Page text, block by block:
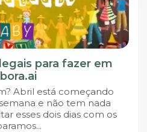
para fazer em
Abril está começando
e não tem nada
esses dois dias com os